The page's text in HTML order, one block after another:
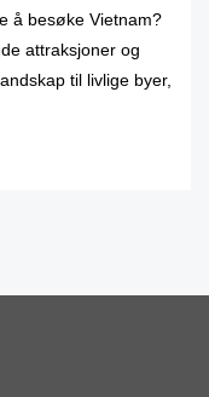
å besøke Vietnam?
attraksjoner og
til livlige byer,